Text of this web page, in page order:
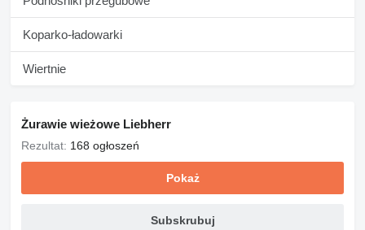
Koparko-ładowarki
Wiertnie
Żurawie wieżowe Liebherr
Rezultat: 168 ogłoszeń
Pokaż
Subskrubuj